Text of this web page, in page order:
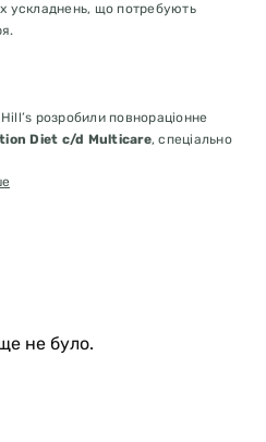
ускладнень, що потребують
Hill’s розробили повнораціонне
Diet c/d Multicare, спеціально
що корм c/d Multicare
не було.